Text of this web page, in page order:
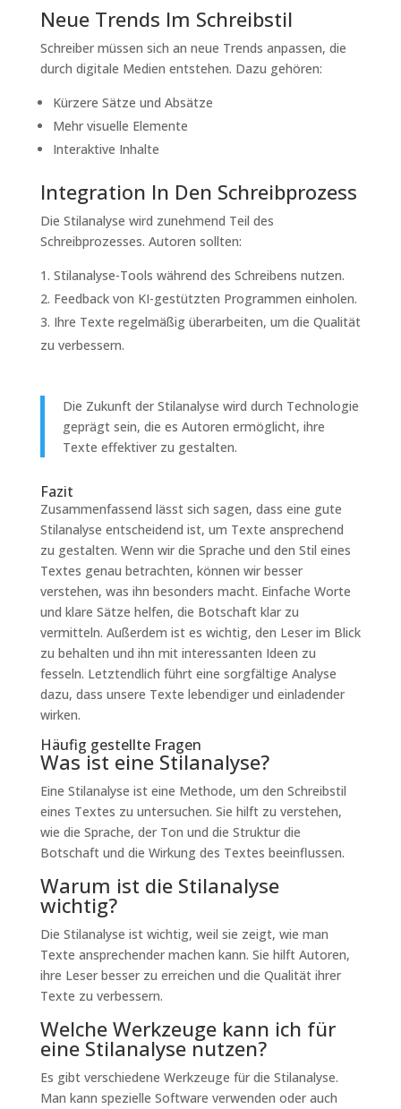
Neue Trends Im Schreibstil
Schreiber müssen sich an neue Trends anpassen, die
durch digitale Medien entstehen. Dazu gehören:
Kürzere Sätze und Absätze
Mehr visuelle Elemente
Interaktive Inhalte
Integration In Den Schreibprozess
Die Stilanalyse wird zunehmend Teil des
Schreibprozesses. Autoren sollten:
Stilanalyse-Tools während des Schreibens nutzen.
Feedback von KI-gestützten Programmen einholen.
Ihre Texte regelmäßig überarbeiten, um die Qualität
zu verbessern.
Die Zukunft der Stilanalyse wird durch Technologie
geprägt sein, die es Autoren ermöglicht, ihre
Texte effektiver zu gestalten.
Fazit
Zusammenfassend lässt sich sagen, dass eine gute
Stilanalyse entscheidend ist, um Texte ansprechend
zu gestalten. Wenn wir die Sprache und den Stil eines
Textes genau betrachten, können wir besser
verstehen, was ihn besonders macht. Einfache Worte
und klare Sätze helfen, die Botschaft klar zu
vermitteln. Außerdem ist es wichtig, den Leser im Blick
zu behalten und ihn mit interessanten Ideen zu
fesseln. Letztendlich führt eine sorgfältige Analyse
dazu, dass unsere Texte lebendiger und einladender
wirken.
Häufig gestellte Fragen
Was ist eine Stilanalyse?
Eine Stilanalyse ist eine Methode, um den Schreibstil
eines Textes zu untersuchen. Sie hilft zu verstehen,
wie die Sprache, der Ton und die Struktur die
Botschaft und die Wirkung des Textes beeinflussen.
Warum ist die Stilanalyse
wichtig?
Die Stilanalyse ist wichtig, weil sie zeigt, wie man
Texte ansprechender machen kann. Sie hilft Autoren,
ihre Leser besser zu erreichen und die Qualität ihrer
Texte zu verbessern.
Welche Werkzeuge kann ich für
eine Stilanalyse nutzen?
Es gibt verschiedene Werkzeuge für die Stilanalyse.
Man kann spezielle Software verwenden oder auch